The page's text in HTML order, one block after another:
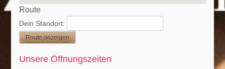
Route
Dein Standort:
Unsere Öffnungszeiten